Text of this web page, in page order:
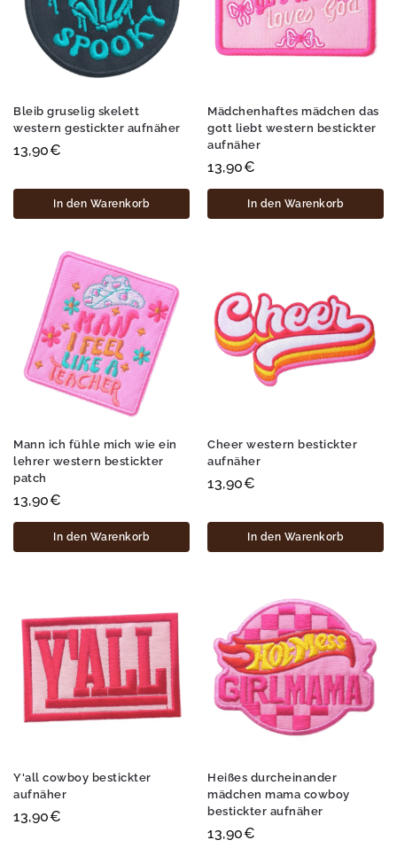
Bleib gruselig skelett
western gestickter aufnäher
13,90€
In den Warenkorb
Mädchenhaftes mädchen das
gott liebt western bestickter
aufnäher
13,90€
In den Warenkorb
Mann ich fühle mich wie ein
lehrer western bestickter
patch
13,90€
In den Warenkorb
Cheer western bestickter
aufnäher
13,90€
In den Warenkorb
Y'all cowboy bestickter
aufnäher
13,90€
Heißes durcheinander
mädchen mama cowboy
bestickter aufnäher
13,90€